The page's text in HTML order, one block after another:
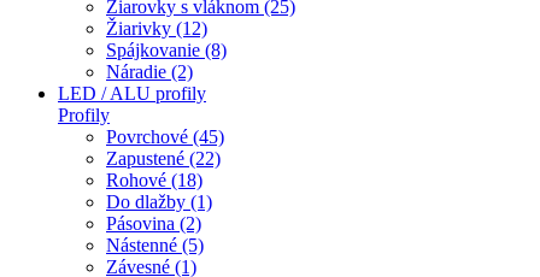
Žiarovky s vláknom (25)
Žiarivky (12)
Spájkovanie (8)
Náradie (2)
LED / ALU profily
Profily
Povrchové (45)
Zapustené (22)
Rohové (18)
Do dlažby (1)
Pásovina (2)
Nástenné (5)
Závesné (1)